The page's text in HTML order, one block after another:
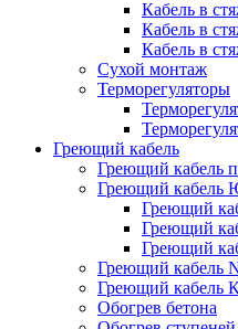
Кабель в
Кабель в
Кабель в
Сухой монтаж
Терморегуляторы
Греющий кабель
Греющий кабель
Греющий кабель
Греющий
Греющий
Греющий
Греющий кабель
Греющий кабель
Обогрев бетона